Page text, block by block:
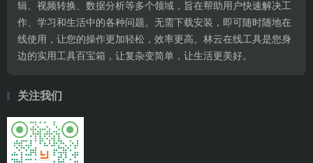
辑、视频转换、数据分析等多个领域，旨在帮助用户快速解决工
作、学习和生活中的各种问题。无需下载安装，即可随时随地在
线使用，让您的操作更加轻松，效率更高。林云在线工具是您身
边的实用工具百宝箱，让复杂变简单，让生活更美好。
关注我们